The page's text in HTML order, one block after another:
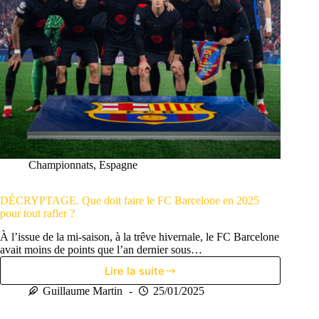
Championnats, Espagne
DÉCRYPTAGE. Que doit faire le FC Barcelone en 2025
pour tout rafler ?
À l’issue de la mi-saison, à la trêve hivernale, le FC Barcelone
avait moins de points que l’an dernier sous…
Lire la suiteDÉCRYPTAGE.
Que
Guillaume Martin 25/01/2025